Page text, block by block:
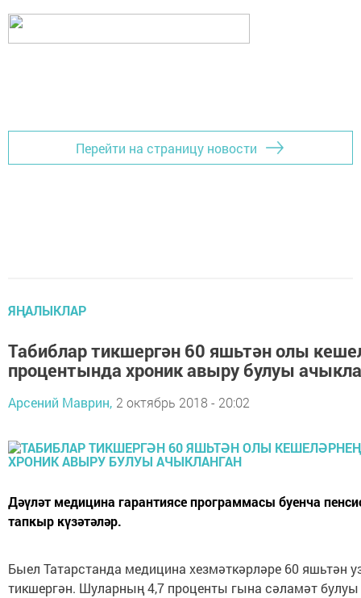
Перейти на страницу новости
ЯҢАЛЫКЛАР
Табиблар тикшергән 60 яшьтән олы
процентында хроник авыру булуы
Арсений Маврин, 2 октябрь 2018 - 20:02
Дәүләт медицина гарантиясе программасы буенча
тапкыр күзәтәләр.
Быел Татарстанда медицина хезмәткәрләре 60 яшьтән
тикшергән. Шуларның 4,7 проценты гына сәламәт